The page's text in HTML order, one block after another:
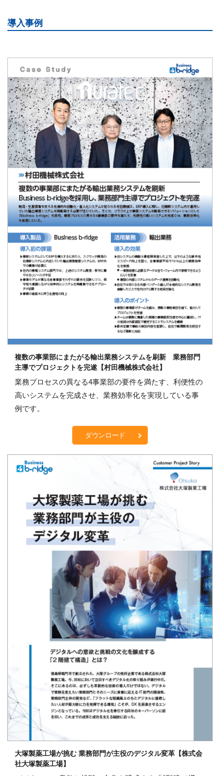
導入事例
複数の事業部にまたがる輸出業務システムを刷新 業務部門
主導でプロジェクトを完遂【村田機械株式会社】
業務プロセスの異なる4事業部の要件を満たす、利便性の
高いシステムを完成させ、業務効率化を実現している事
例です。
ダウンロード
大塚製薬工場が挑む 業務部門が主役のデジタル変革【株式会
社大塚製薬工場】